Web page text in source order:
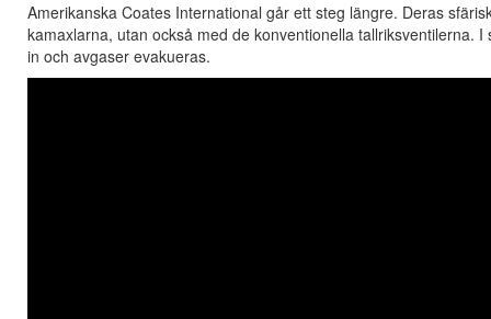
Amerikanska Coates International går ett steg längre. Deras
kamaxlarna, utan också med de konventionella tallriksventilerna.
in och avgaser evakueras.